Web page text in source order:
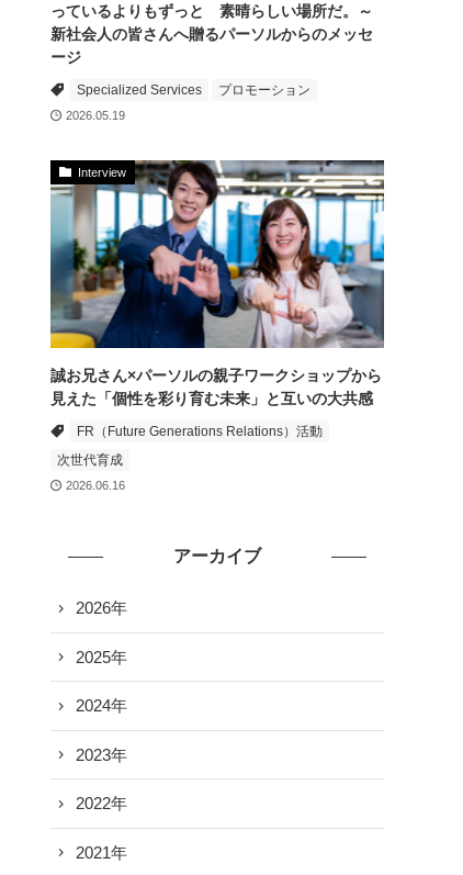
っているよりもずっと 素晴らしい場所だ。～
新社会人の皆さんへ贈るパーソルからのメッセ
ージ
Specialized Services プロモーション
2026.05.19
Interview
誠お兄さん×パーソルの親子ワークショップから
見えた「個性を彩り育む未来」と互いの大共感
FR（Future Generations Relations）活動
次世代育成
2026.06.16
アーカイブ
2026年
2025年
2024年
2023年
2022年
2021年